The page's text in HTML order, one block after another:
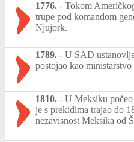
1776. - Tokom
trupe pod komandom
Njujork.
1789. - U SAD
postojao kao
1810. - U Meksiku
je s prekidima trajao do
nezavisnost Meksika od